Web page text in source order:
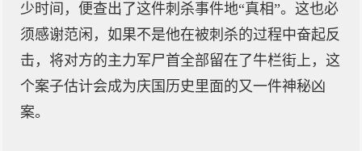
少时间，便查出了这件刺杀事件地“真相”。这也必
须感谢范闲，如果不是他在被刺杀的过程中奋起反
击，将对方的主力军尸首全部留在了牛栏街上，这
个案子估计会成为庆国历史里面的又一件神秘凶
案。